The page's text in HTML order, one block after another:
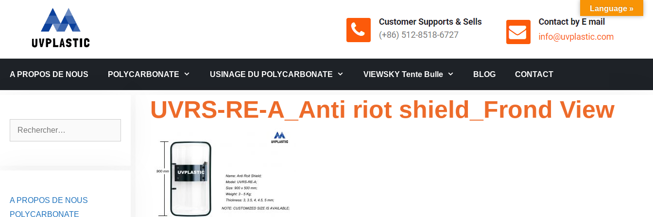
A PROPOS DE NOUS POLYCARBONATE USINAGE DU POLYCARBONATE VIEWSKY Tente Bulle BLOG CONTACT
UVRS-RE-A_Anti riot shield_Frond View
A PROPOS DE NOUS
POLYCARBONATE
Language »